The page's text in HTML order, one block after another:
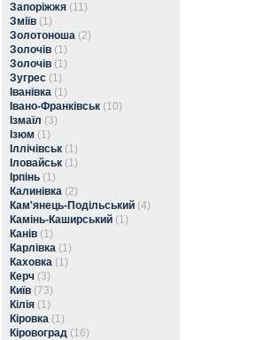
Запоріжжя (11)
Зміїв (1)
Золотоноша (2)
Золочів (1)
Золочів (1)
Зугрес (1)
Іванівка (1)
Івано-Франківськ (10)
Ізмаїл (3)
Ізюм (1)
Іллічівськ (1)
Іловайськ (1)
Ірпінь (1)
Калинівка (2)
Кам'янець-Подільський (4)
Камінь-Каширський (1)
Канів (1)
Карлівка (1)
Каховка (1)
Керч (3)
Київ (73)
Кілія (1)
Кіровка (1)
Кіровоград (16)